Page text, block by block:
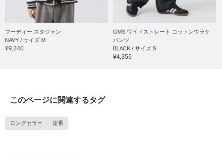
フーディー スタジャン
NAVY / サイズ M
¥9,240
GMS ワイドストレート コットンウラケ
パンツ
BLACK / サイズ S
¥4,356
このページに関連するタグ
ロングセラー 定番